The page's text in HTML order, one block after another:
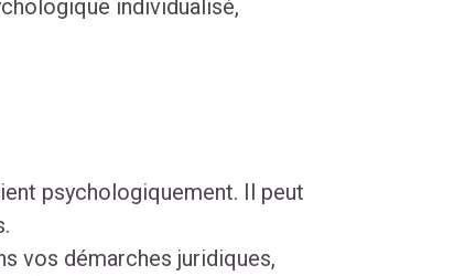
individualisé,
psychologiquement. Il peut
vos démarches juridiques,